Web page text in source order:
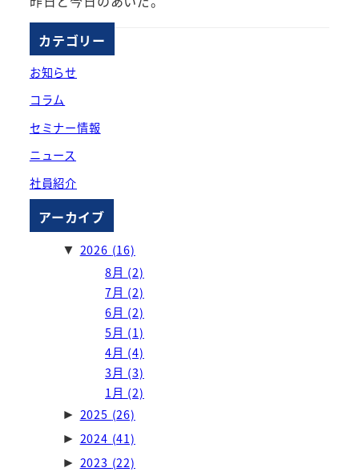
カテゴリー
お知らせ
コラム
セミナー情報
ニュース
社員紹介
アーカイブ
▼ 2026 (16)
8月 (2)
7月 (2)
6月 (2)
5月 (1)
4月 (4)
3月 (3)
1月 (2)
► 2025 (26)
► 2024 (41)
► 2023 (22)